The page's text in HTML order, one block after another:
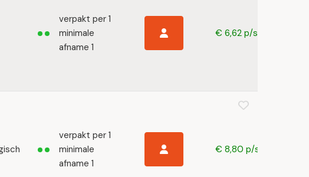
verpakt per 1
minimale
afname 1
€ 6,62 p/s
verpakt per 1
minimale
afname 1
€ 8,80 p/s